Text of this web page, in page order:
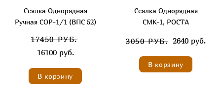
Сеялка Однорядная
Ручная СОР-1/1 (ВПС 52)
17450 РУБ.
16100 руб.
В корзину
Сеялка Однорядная
СМК-1, РОСТА
3050 РУБ. 2640 руб.
В корзину